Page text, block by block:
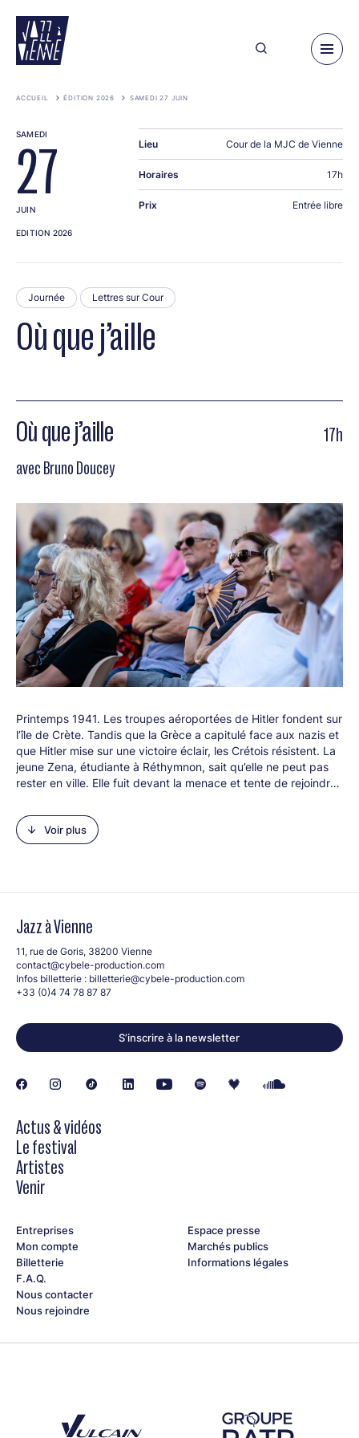
contenu
principal
ACCUEIL ÉDITION 2026 SAMEDI 27 JUIN
Où que j’aille
Journée Lettres sur Cour
Où que j’aille 17h
avec Bruno Doucey
Printemps 1941. Les troupes aéroportées de Hitler fondent sur
l’île de Crète. Tandis que la Grèce a capitulé face aux nazis et
que Hitler mise sur une victoire éclair, les Crétois résistent. La
jeune Zena, étudiante à Réthymnon, sait qu’elle ne peut pas
rester en ville. Elle fuit devant la menace et tente de rejoindre
non pas de prendre les armes mais de se servir de ses jambes
pour transmettre au maquis des informations cruciales. Elle
court, elle court à travers la montagne, défiant l’ennemi dont
qui traverse la nuit. La guerre transforme sa vie en destin. Par
éditeur de poètes, nous embarque dans un voyage dont on
résistance, un hymne à la liberté et à la vie.
Voir plus
SAMEDI
27
JUIN
EDITION 2026
Lieu Cour de la MJC de Vienne
Horaires 17h
Prix Entrée libre
Jazz à Vienne
11, rue de Goris, 38200 Vienne
contact@cybele-production.com
Infos billetterie : billetterie@cybele-production.com
+33 (0)4 74 78 87 87
S’inscrire à la newsletter
Actus & vidéos
Le festival
Artistes
Venir
Entreprises
Mon compte
Billetterie
F.A.Q.
Nous contacter
Nous rejoindre
Espace presse
Marchés publics
Informations légales